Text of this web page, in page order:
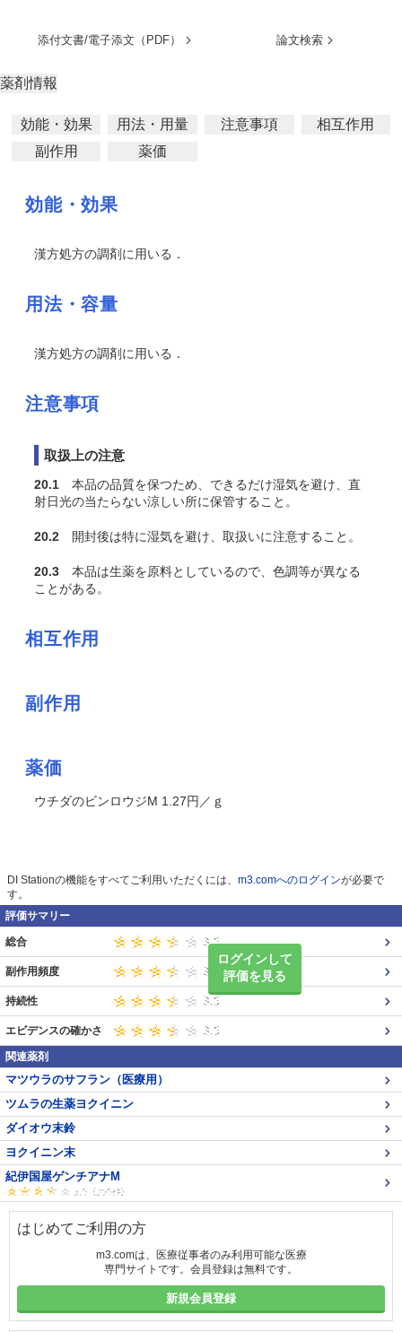
添付文書/電子添文（PDF） 論文検索
薬剤情報
効能・効果 用法・用量 注意事項
相互作用
副作用
薬価
効能・効果
漢方処方の調剤に用いる．
用法・容量
漢方処方の調剤に用いる．
注意事項
取扱上の注意
20.1 本品の品質を保つため、できるだけ湿気を避け、直
射日光の当たらない涼しい所に保管すること。
20.2 開封後は特に湿気を避け、取扱いに注意すること。
20.3 本品は生薬を原料としているので、色調等が異なる
ことがある。
相互作用
副作用
薬価
ウチダのビンロウジM 1.27円／ｇ
DI Stationの機能をすべてご利用いただくには、 m3.comへのログインが必要で
す。
評価サマリー
ログインして
評価を見る
総合
副作用頻度
持続性
エビデンスの確かさ
関連薬剤
マツウラのサフラン（医療用）
ツムラの生薬ヨクイニン
ダイオウ末鈴
ヨクイニン末
紀伊国屋ゲンチアナM
はじめてご利用の方
m3.comは、医療従事者のみ利用可能な医療
専門サイトです。会員登録は無料です。
新規会員登録